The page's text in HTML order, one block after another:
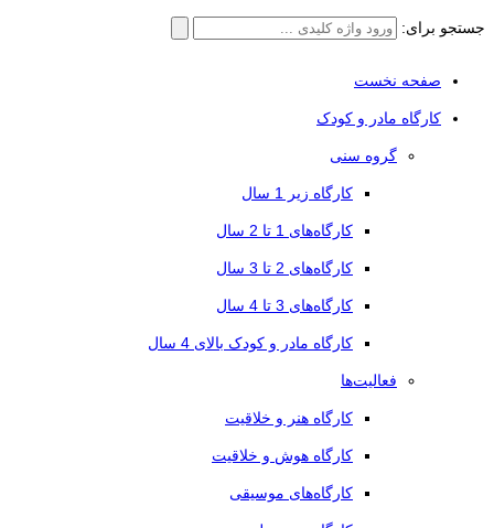
جستجو برای:
صفحه نخست
کارگاه مادر و کودک
گروه سنی
کارگاه زیر 1 سال
کارگاه‌های 1 تا 2 سال
کارگاه‌های 2 تا 3 سال
کارگاه‌های 3 تا 4 سال
کارگاه مادر و کودک بالای 4 سال
فعالیت‌ها
کارگاه هنر و خلاقیت
کارگاه هوش و خلاقیت
کارگاه‌های موسیقی